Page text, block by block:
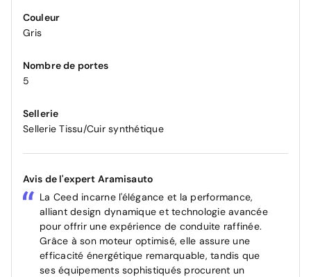
Couleur
Gris
Nombre de portes
5
Sellerie
Sellerie Tissu/Cuir synthétique
Avis de l'expert Aramisauto
La Ceed incarne l'élégance et la performance,
alliant design dynamique et technologie avancée
pour offrir une expérience de conduite raffinée.
Grâce à son moteur optimisé, elle assure une
efficacité énergétique remarquable, tandis que
ses équipements sophistiqués procurent un